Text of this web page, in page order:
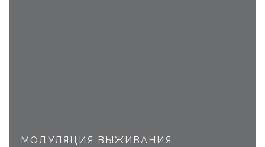
МОДУЛЯЦИЯ ВЫЖИВАНИЯ